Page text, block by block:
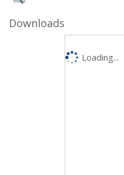
Downloads
Loading...